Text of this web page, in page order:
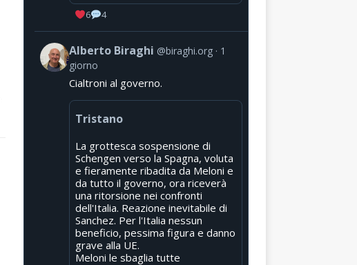
6 4
Alberto Biraghi @biraghi.org
1
giorno
Cialtroni al governo.
Tristano
La grottesca sospensione di
Schengen verso la Spagna, voluta
e fieramente ribadita da Meloni e
da tutto il governo, ora riceverà
una ritorsione nei confronti
dell'Italia. Reazione inevitabile di
Sanchez. Per l'Italia nessun
beneficio, pessima figura e danno
grave alla UE.
Meloni le sbaglia tutte